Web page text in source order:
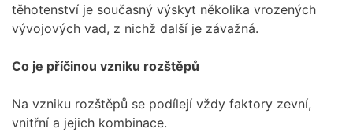
těhotenství je současný výskyt několika vrozených
vývojových vad, z nichž další je závažná.
Co je příčinou vzniku rozštěpů
Na vzniku rozštěpů se podílejí vždy faktory zevní,
vnitřní a jejich kombinace.